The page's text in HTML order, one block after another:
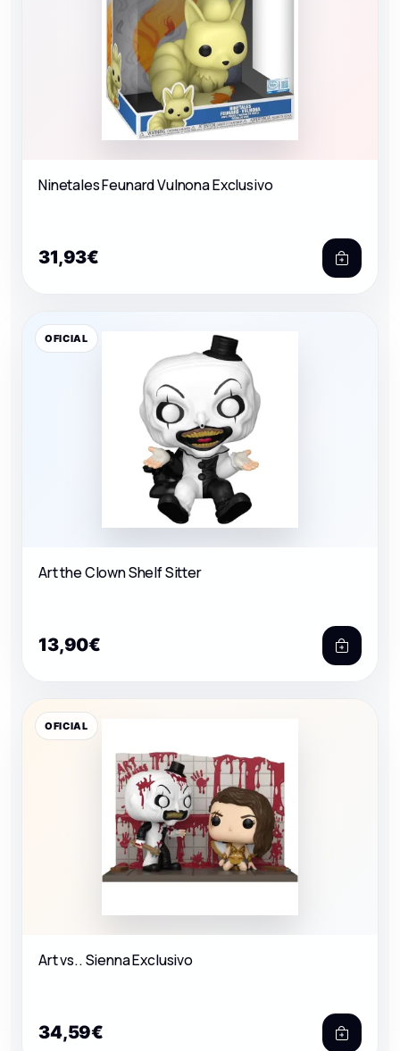
Ninetales Feunard Vulnona Exclusivo
31,93€
OFICIAL
Art the Clown Shelf Sitter
13,90€
OFICIAL
Art vs.. Sienna Exclusivo
34,59€